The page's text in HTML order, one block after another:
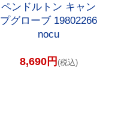
ペンドルトン キャン
プグローブ 19802266
nocu
8,690円 (税込)